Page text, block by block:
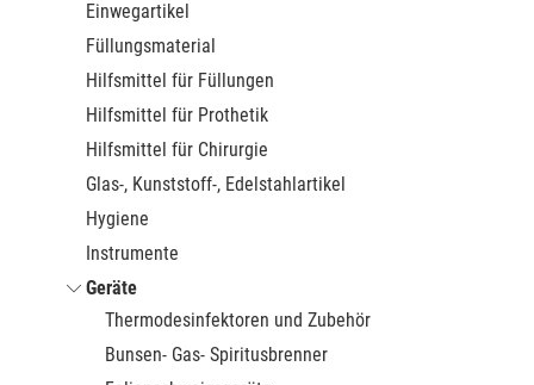
Einwegartikel
Füllungsmaterial
Hilfsmittel für Füllungen
Hilfsmittel für Prothetik
Hilfsmittel für Chirurgie
Glas-, Kunststoff-, Edelstahlartikel
Hygiene
Instrumente
Geräte
Thermodesinfektoren und Zubehör
Bunsen- Gas- Spiritusbrenner